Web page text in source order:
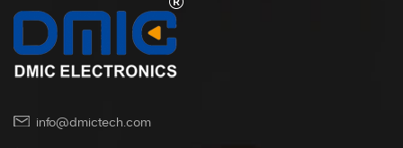
التشغيل ، من -20 درجة مئوية إلى + 125 درجة مئوية ، مما
info@dmictech.com